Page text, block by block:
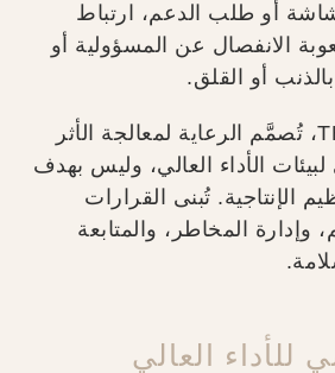
أو طلب الدعم، ارتباط
الانفصال عن المسؤولية أو
أو القلق.
في THE BALANCE، تُصمَّم الرعاية لمعالجة الأثر
الأداء العالي، وليس بهدف
الإنتاجية. تُبنى القرارات
وإدارة المخاطر، والمتابعة
للأداء العالي